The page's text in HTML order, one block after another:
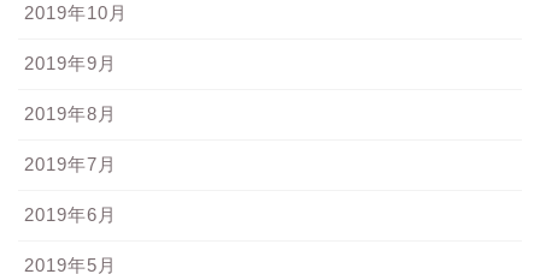
2019年10月
2019年9月
2019年8月
2019年7月
2019年6月
2019年5月